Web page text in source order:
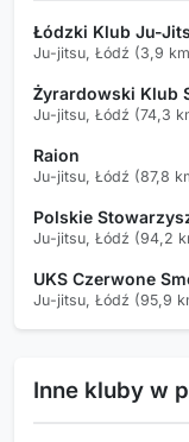
Łódzki Klub Ju-
Ju-jitsu, Łódź (3,9
Żyrardowski Klub
Ju-jitsu, Łódź (74,3
Raion
Ju-jitsu, Łódź (87,8
Polskie
Ju-jitsu, Łódź (94,2
UKS Czerwone
Ju-jitsu, Łódź (95,9
Inne kluby w